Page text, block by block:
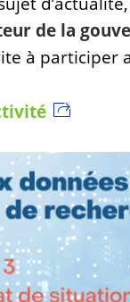
de la
à participer